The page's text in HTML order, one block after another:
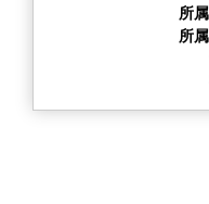
所
所